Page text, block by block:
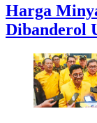
Harga
Dibanderol